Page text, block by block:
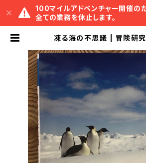
100マイルアドベンチャー開催の
全ての業務を休止します。
凍る海の不思議 | 冒険研